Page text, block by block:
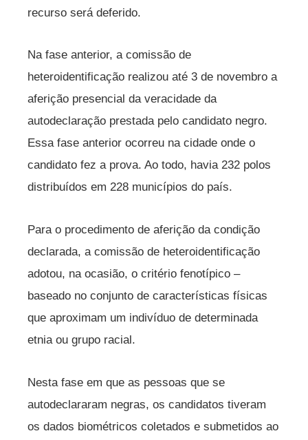
recurso será deferido.
Na fase anterior, a comissão de
heteroidentificação realizou até 3 de novembro a
aferição presencial da veracidade da
autodeclaração prestada pelo candidato negro.
Essa fase anterior ocorreu na cidade onde o
candidato fez a prova. Ao todo, havia 232 polos
distribuídos em 228 municípios do país.
Para o procedimento de aferição da condição
declarada, a comissão de heteroidentificação
adotou, na ocasião, o critério fenotípico –
baseado no conjunto de características físicas
que aproximam um indivíduo de determinada
etnia ou grupo racial.
Nesta fase em que as pessoas que se
autodeclararam negras, os candidatos tiveram
os dados biométricos coletados e submetidos ao